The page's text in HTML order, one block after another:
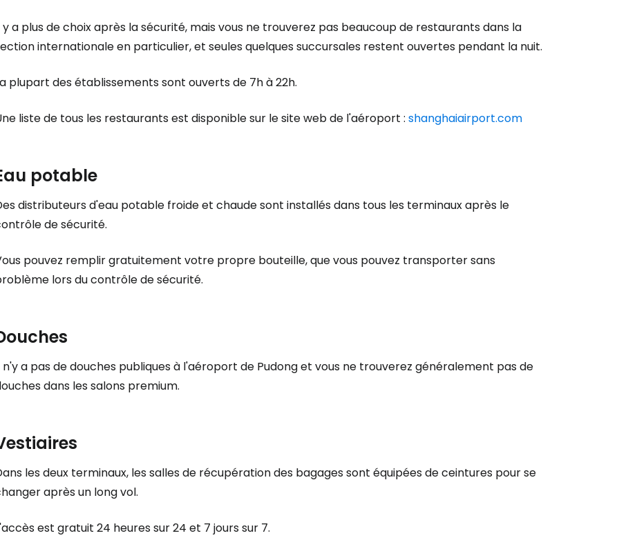
y a plus de choix après la sécurité, mais vous ne trouverez pas beaucoup de restaurants dans la
internationale en particulier, et seules quelques succursales restent ouvertes pendant la nuit.
plupart des établissements sont ouverts de 7h à 22h.
liste de tous les restaurants est disponible sur le site web de l'aéroport : shanghaiairport.com
potable
distributeurs d'eau potable froide et chaude sont installés dans tous les terminaux après le
de sécurité.
pouvez remplir gratuitement votre propre bouteille, que vous pouvez transporter sans
lors du contrôle de sécurité.
n'y a pas de douches publiques à l'aéroport de Pudong et vous ne trouverez généralement pas de
dans les salons premium.
les deux terminaux, les salles de récupération des bagages sont équipées de ceintures pour se
après un long vol.
est gratuit 24 heures sur 24 et 7 jours sur 7.